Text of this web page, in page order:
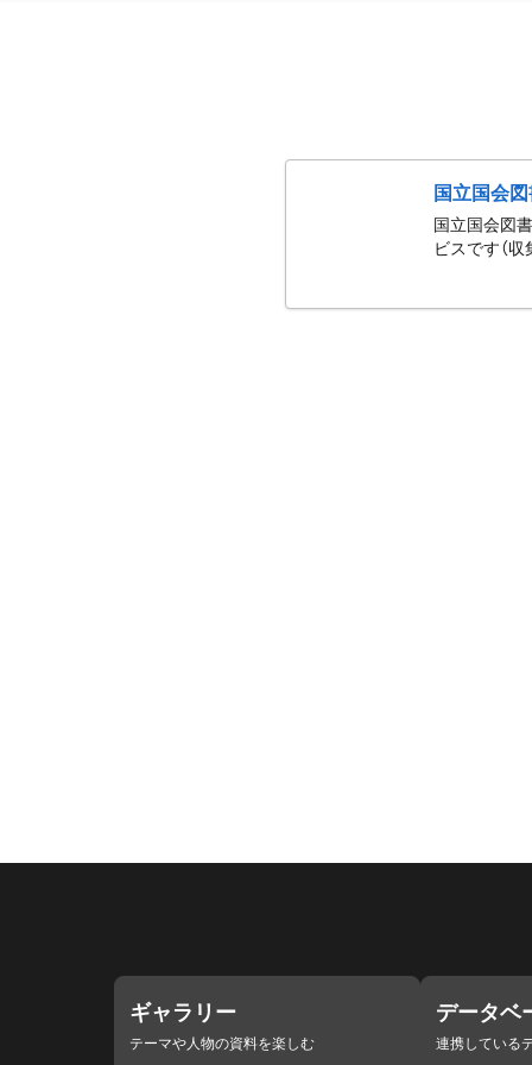
国立国会
国立国会図
ビスです（
ギャラリー
テーマや人物の資料を楽しむ
データベ
連携している